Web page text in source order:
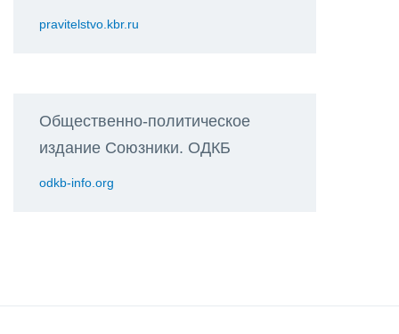
pravitelstvo.kbr.ru
Общественно-политическое
издание Союзники. ОДКБ
odkb-info.org